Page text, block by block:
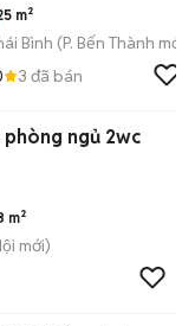
m²
Bình (P. Bến Thành mới)
3 đã bán
phòng ngủ 2wc
m²
mới)